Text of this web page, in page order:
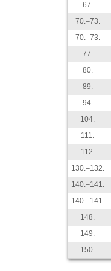
67.
70.–73.
70.–73.
77.
80.
89.
94.
104.
111.
112.
130.–132.
140.–141.
140.–141.
148.
149.
150.